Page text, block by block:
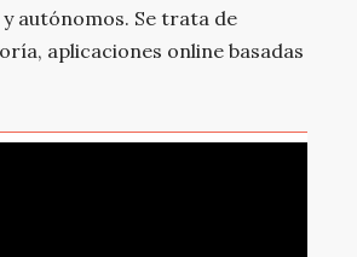
autónomos. Se trata de
aplicaciones online basadas